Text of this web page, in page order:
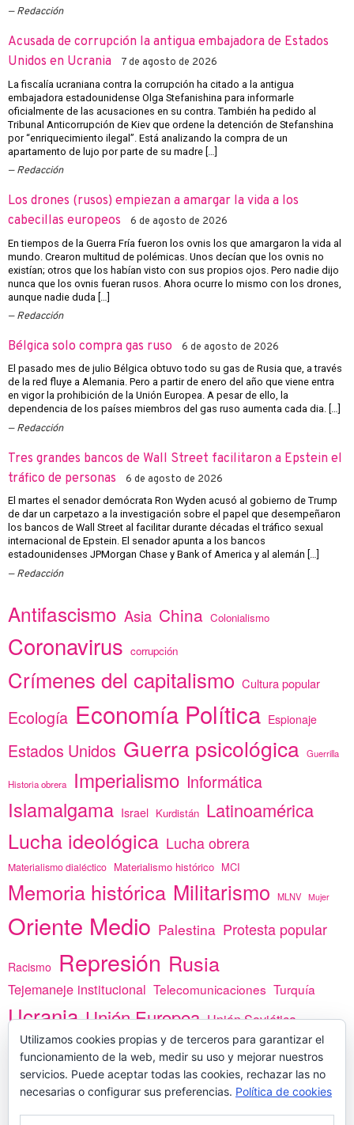
Redacción
Acusada de corrupción la antigua embajadora de Estados
Unidos en Ucrania
7 de agosto de 2026
La fiscalía ucraniana contra la corrupción ha citado a la antigua
embajadora estadounidense Olga Stefanishina para informarle
oficialmente de las acusaciones en su contra. También ha pedido al
Tribunal Anticorrupción de Kiev que ordene la detención de Stefanshina
por “enriquecimiento ilegal”. Está analizando la compra de un
apartamento de lujo por parte de su madre […]
Redacción
Los drones (rusos) empiezan a amargar la vida a los
cabecillas europeos
6 de agosto de 2026
En tiempos de la Guerra Fría fueron los ovnis los que amargaron la vida al
mundo. Crearon multitud de polémicas. Unos decían que los ovnis no
existían; otros que los habían visto con sus propios ojos. Pero nadie dijo
nunca que los ovnis fueran rusos. Ahora ocurre lo mismo con los drones,
aunque nadie duda […]
Redacción
Bélgica solo compra gas ruso 6 de agosto de 2026
El pasado mes de julio Bélgica obtuvo todo su gas de Rusia que, a través
de la red fluye a Alemania. Pero a partir de enero del año que viene entra
en vigor la prohibición de la Unión Europea. A pesar de ello, la
dependencia de los países miembros del gas ruso aumenta cada dia. […]
Redacción
Tres grandes bancos de Wall Street facilitaron a Epstein el
tráfico de personas
6 de agosto de 2026
El martes el senador demócrata Ron Wyden acusó al gobierno de Trump
de dar un carpetazo a la investigación sobre el papel que desempeñaron
los bancos de Wall Street al facilitar durante décadas el tráfico sexual
internacional de Epstein. El senador apunta a los bancos
estadounidenses JPMorgan Chase y Bank of America y al alemán […]
Redacción
Antifascismo Asia China Colonialismo
Coronavirus corrupción
Crímenes del capitalismo Cultura popular
Ecología Economía Política Espionaje
Estados Unidos Guerra psicológica Guerrilla
Historia obrera Imperialismo Informática
Islamalgama Israel Kurdistán Latinoamérica
Lucha ideológica Lucha obrera
Materialismo dialéctico Materialismo histórico MCI
Memoria histórica Militarismo MLNV Mujer
Oriente Medio Palestina Protesta popular
Racismo Represión Rusia
Tejemaneje institucional Telecomunicaciones Turquía
Ucrania Unión Europea Unión Soviética
vacunas Yemen África
PREGÚNTANOS
Utilizamos cookies propias y de terceros para garantizar el
funcionamiento de la web, medir su uso y mejorar nuestros
servicios. Puede aceptar todas las cookies, rechazar las no
necesarias o configurar sus preferencias. Política de cookies